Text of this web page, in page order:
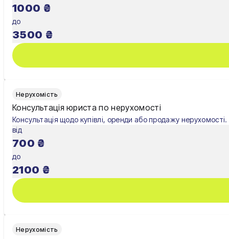
Київ
1000 ₴
до
3500 ₴
Нерухомість
Консультація юриста по нерухомості
Консультація щодо купівлі, оренди або продажу нерухомості.
від
700 ₴
до
2100 ₴
Нерухомість